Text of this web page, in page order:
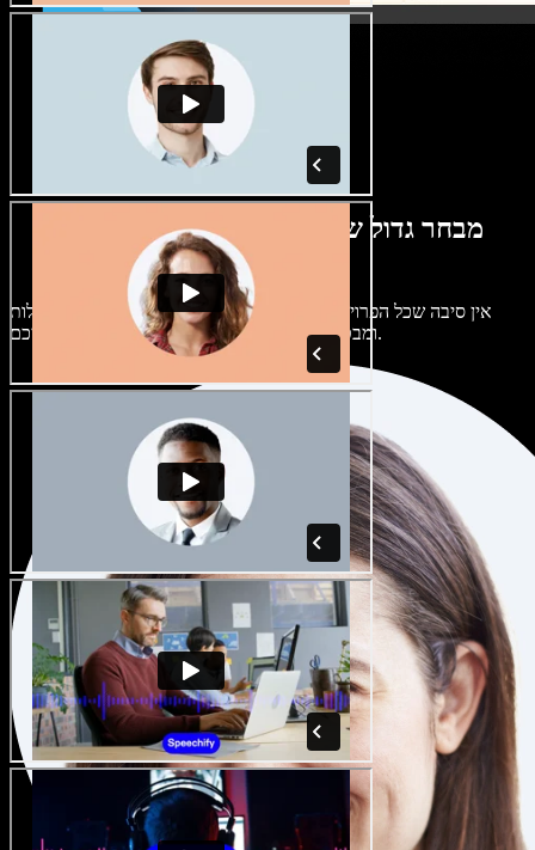
מבחר גדול של קולות נשים וגברים במגוון
מבטאים
אין סיבה שכל הפרויקטים יישמעו אותו דבר. בחרו מתוך מאות קולות
ומבטאים של בינה מלאכותית והתאימו אותם אליכם.